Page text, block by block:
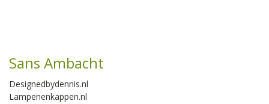
Sans Ambacht
Designedbydennis.nl
Lampenenkappen.nl